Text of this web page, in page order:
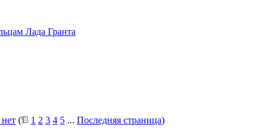
Лада Гранта
( 1 2 3 4 5 ... Последняя страница)